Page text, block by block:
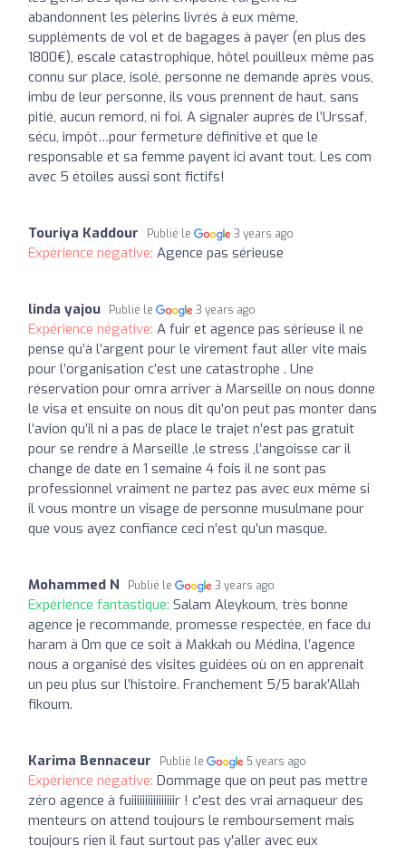
abandonnent les pèlerins livrés à eux même,
suppléments de vol et de bagages à payer (en plus des
1800€), escale catastrophique, hôtel pouilleux même pas
connu sur place, isolé, personne ne demande après vous,
imbu de leur personne, ils vous prennent de haut, sans
pitié, aucun remord, ni foi. A signaler auprès de l’Urssaf,
sécu, impôt…pour fermeture définitive et que le
responsable et sa femme payent ici avant tout. Les com
avec 5 étoiles aussi sont fictifs!
Touriya Kaddour Publié le 3 years ago
Expérience négative: Agence pas sérieuse
linda yajou Publié le 3 years ago
Expérience négative: A fuir et agence pas sérieuse il ne
pense qu’à l’argent pour le virement faut aller vite mais
pour l’organisation c’est une catastrophe . Une
réservation pour omra arriver à Marseille on nous donne
le visa et ensuite on nous dit qu’on peut pas monter dans
l’avion qu’il ni a pas de place le trajet n’est pas gratuit
pour se rendre à Marseille ,le stress ,l’angoisse car il
change de date en 1 semaine 4 fois il ne sont pas
professionnel vraiment ne partez pas avec eux même si
il vous montre un visage de personne musulmane pour
que vous ayez confiance ceci n’est qu’un masque.
Mohammed N Publié le 3 years ago
Expérience fantastique: Salam Aleykoum, très bonne
agence je recommande, promesse respectée, en face du
haram à 0m que ce soit à Makkah ou Médina, l’agence
nous a organisé des visites guidées où on en apprenait
un peu plus sur l’histoire. Franchement 5/5 barak’Allah
fikoum.
Karima Bennaceur Publié le 5 years ago
Expérience négative: Dommage que on peut pas mettre
zéro agence à fuiiiiiiiiiiiiiiiir ! c'est des vrai arnaqueur des
menteurs on attend toujours le remboursement mais
toujours rien il faut surtout pas y'aller avec eux